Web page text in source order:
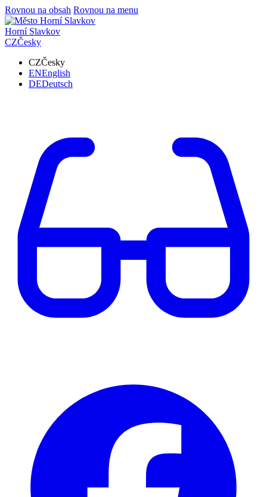
Rovnou na obsah Rovnou na menu
Horní Slavkov
CZČesky
CZČesky
ENEnglish
DEDeutsch